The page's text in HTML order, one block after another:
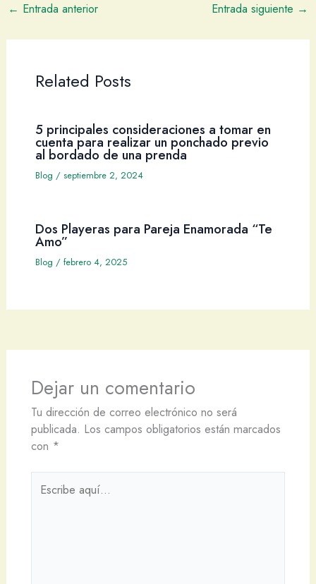
← Entrada anterior Entrada siguiente →
Related Posts
5 principales consideraciones a tomar en
cuenta para realizar un ponchado previo
al bordado de una prenda
Blog / septiembre 2, 2024
Dos Playeras para Pareja Enamorada “Te
Amo”
Blog / febrero 4, 2025
Dejar un comentario
Tu dirección de correo electrónico no será
publicada. Los campos obligatorios están marcados
con *
aquí...